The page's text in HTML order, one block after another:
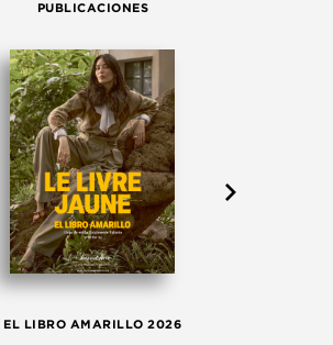
PUBLICACIONES
EL LIBRO AMARILLO 2026